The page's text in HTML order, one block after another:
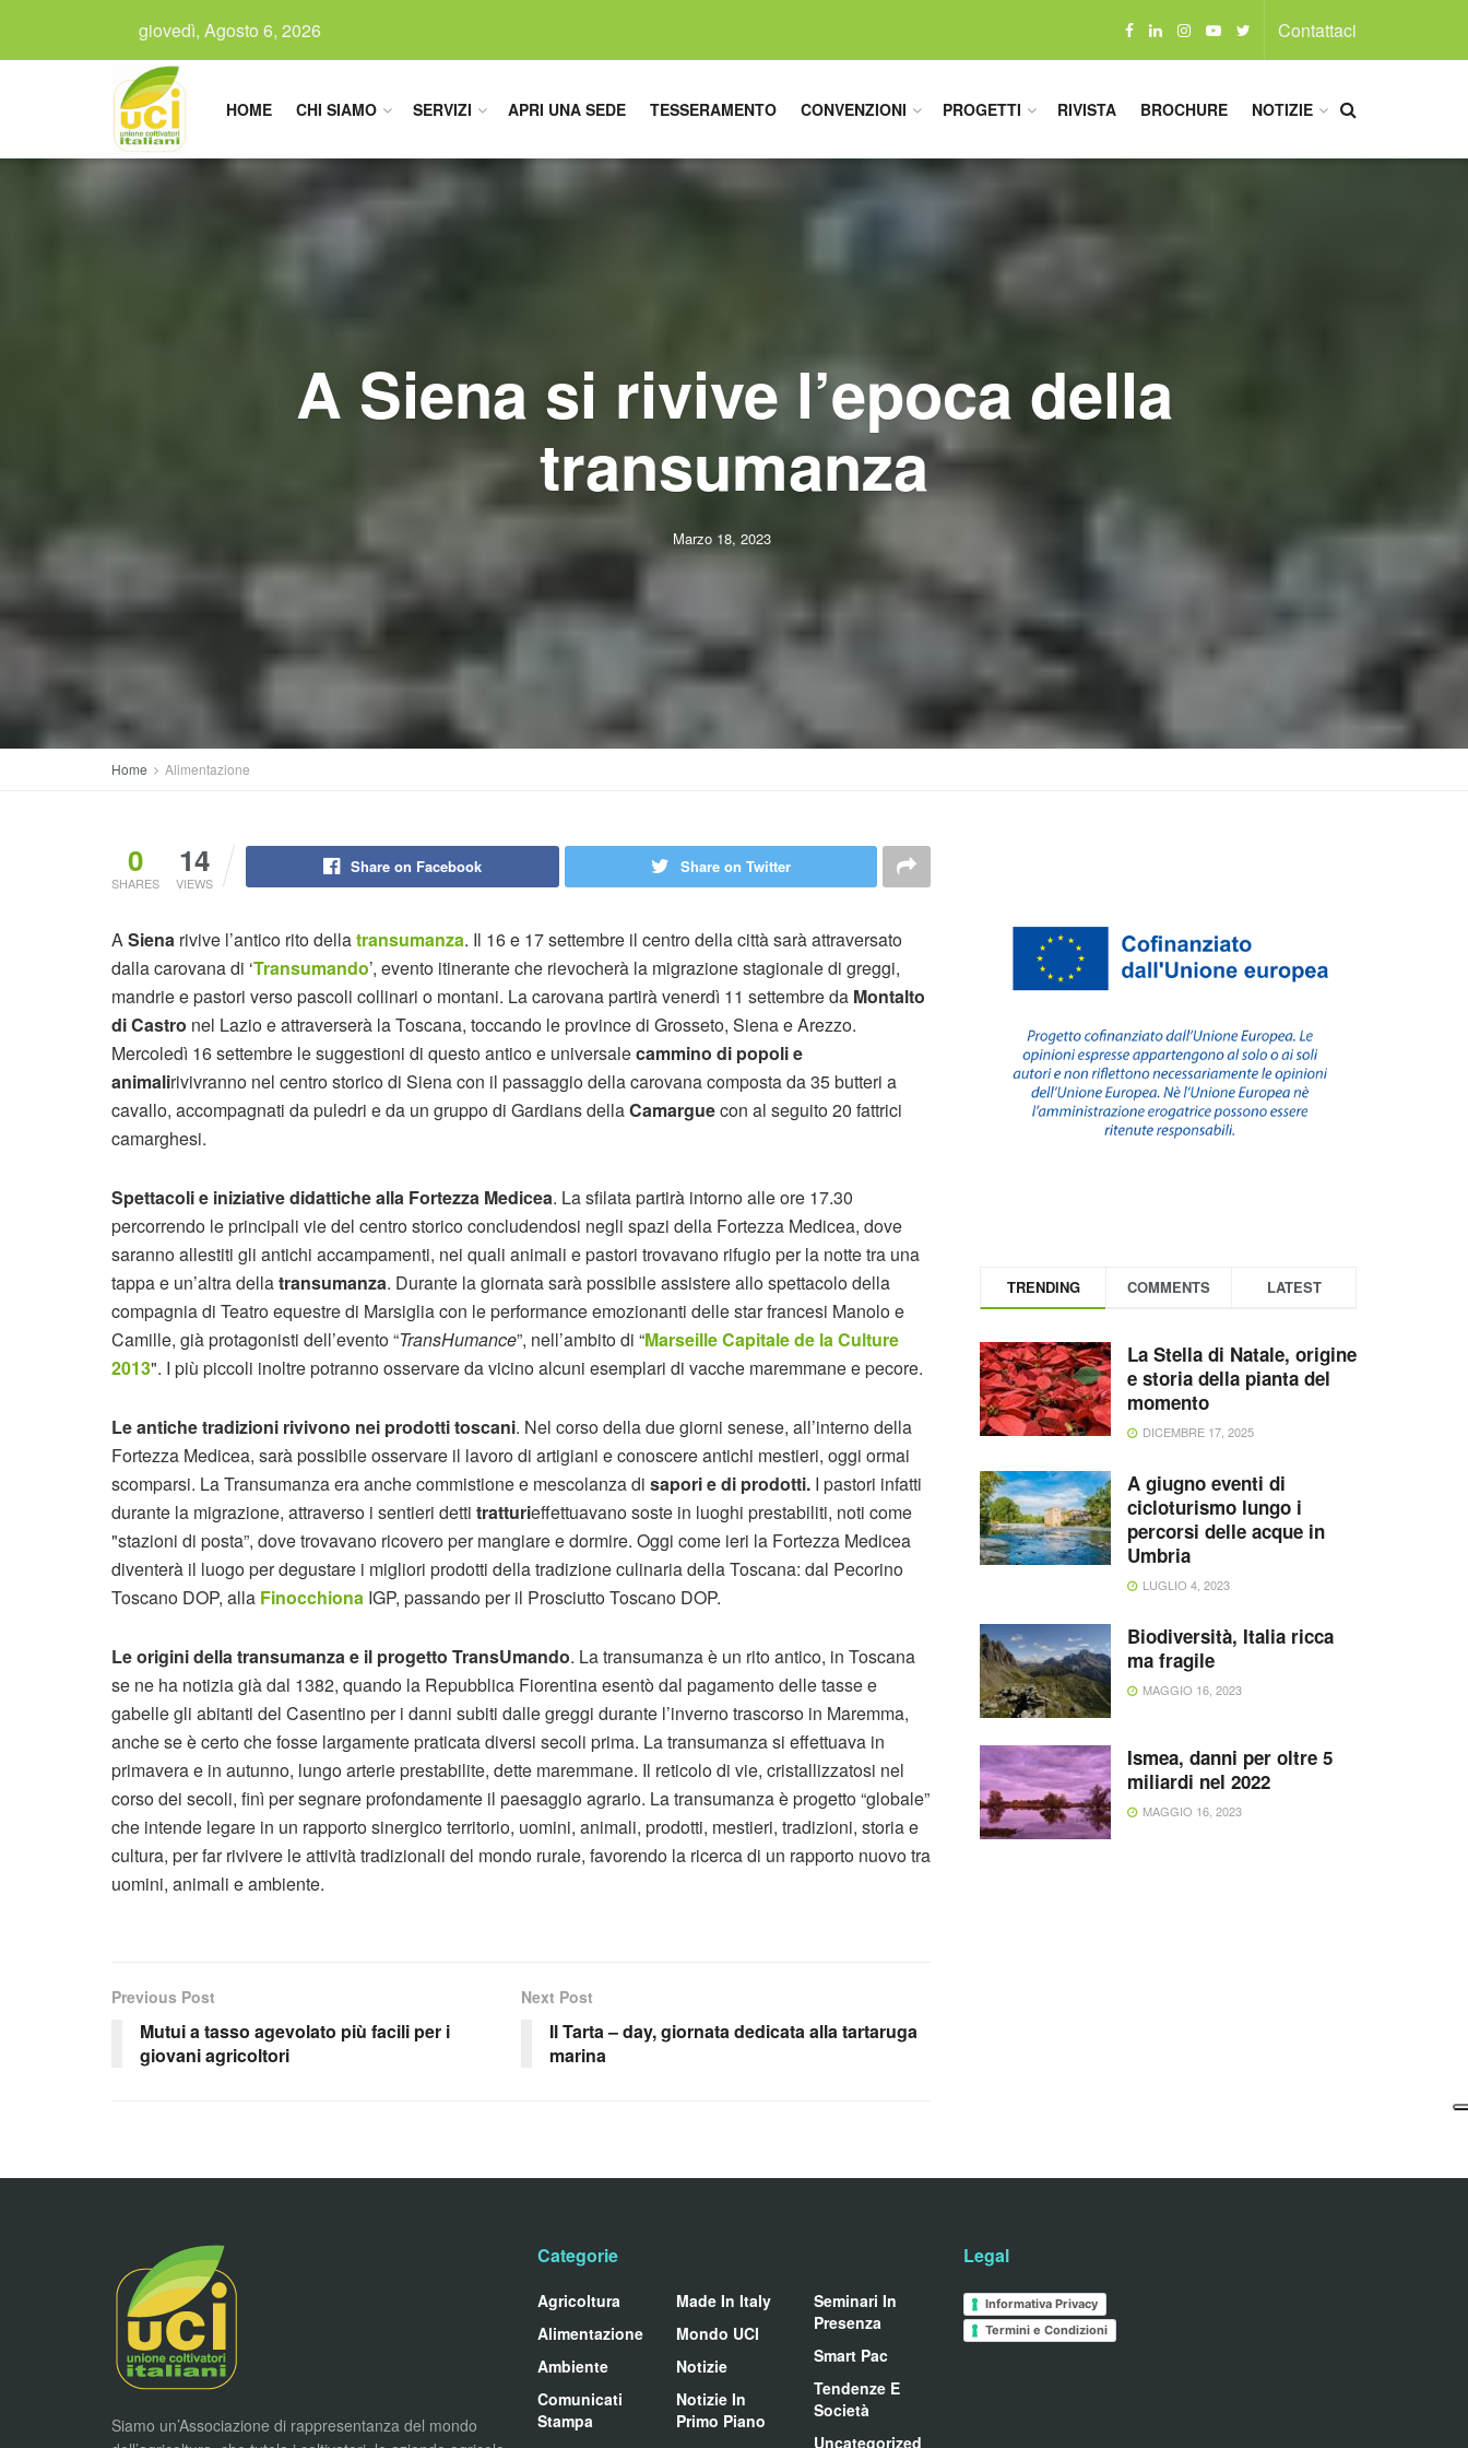
giovedì, Agosto 6, 2026 Contattaci
HOME CHI SIAMO SERVIZI APRI UNA SEDE TESSERAMENTO CONVENZIONI PROGETTI RIVISTA BROCHURE NOTIZIE
A Siena si rivive l’epoca della
transumanza
Marzo 18, 2023
Home Alimentazione
0
SHARES
14
VIEWS
Share on Facebook Share on Twitter
ASiena rivive l’antico rito dellatransumanza. Il 16 e 17 settembre il centro della città sarà attraversato
dalla carovana di ‘Transumando’, evento itinerante che rievocherà la migrazione stagionale di greggi,
mandrie e pastori verso pascoli collinari o montani. La carovana partirà venerdì 11 settembre da Montalto
di Castro nel Lazio e attraverserà la Toscana, toccando le province di Grosseto, Siena e Arezzo.
Mercoledì 16 settembre le suggestioni di questo antico e universalecammino di popoli e
animalirivivranno nel centro storico di Siena con il passaggio della carovana composta da 35 butteri a
cavallo, accompagnati da puledri e da un gruppo di Gardians dellaCamarguecon al seguito 20 fattrici
camarghesi.
Spettacoli e iniziative didattiche alla Fortezza Medicea. La sfilata partirà intorno alle ore 17.30
percorrendo le principali vie del centro storico concludendosi negli spazi della Fortezza Medicea, dove
saranno allestiti gli antichi accampamenti, nei quali animali e pastori trovavano rifugio per la notte tra una
tappa e un’altra dellatransumanza. Durante la giornata sarà possibile assistere allo spettacolo della
compagnia di Teatro equestre di Marsiglia con le performance emozionanti delle star francesi Manolo e
Camille, già protagonisti dell’evento “TransHumance”, nell’ambito di “Marseille Capitale de la Culture
2013". I più piccoli inoltre potranno osservare da vicino alcuni esemplari di vacche maremmane e pecore.
Le antiche tradizioni rivivono nei prodotti toscani. Nel corso della due giorni senese, all’interno della
Fortezza Medicea, sarà possibile osservare il lavoro di artigiani e conoscere antichi mestieri, oggi ormai
scomparsi. La Transumanza era anche commistione e mescolanza di sapori e di prodotti. I pastori infatti
durante la migrazione, attraverso i sentieri detti tratturieffettuavano soste in luoghi prestabiliti, noti come
"stazioni di posta”, dove trovavano ricovero per mangiare e dormire. Oggi come ieri la Fortezza Medicea
diventerà il luogo per degustare i migliori prodotti della tradizione culinaria della Toscana: dal Pecorino
Toscano DOP, alla Finocchiona IGP, passando per il Prosciutto Toscano DOP.
Le origini della transumanza e il progetto TransUmando. La transumanza è un rito antico, in Toscana
se ne ha notizia già dal 1382, quando la Repubblica Fiorentina esentò dal pagamento delle tasse e
gabelle gli abitanti del Casentino per i danni subiti dalle greggi durante l’inverno trascorso in Maremma,
anche se è certo che fosse largamente praticata diversi secoli prima. La transumanza si effettuava in
primavera e in autunno, lungo arterie prestabilite, dette maremmane. Il reticolo di vie, cristallizzatosi nel
corso dei secoli, finì per segnare profondamente il paesaggio agrario. La transumanza è progetto “globale”
che intende legare in un rapporto sinergico territorio, uomini, animali, prodotti, mestieri, tradizioni, storia e
cultura, per far rivivere le attività tradizionali del mondo rurale, favorendo la ricerca di un rapporto nuovo tra
uomini, animali e ambiente.
Previous Post
Mutui a tasso agevolato più facili per i
giovani agricoltori
Next Post
Il Tarta – day, giornata dedicata alla tartaruga
marina
TRENDING COMMENTS LATEST
La Stella di Natale, origine
e storia della pianta del
momento
DICEMBRE 17, 2025
A giugno eventi di
cicloturismo lungo i
percorsi delle acque in
Umbria
LUGLIO 4, 2023
Biodiversità, Italia ricca
ma fragile
MAGGIO 16, 2023
Ismea, danni per oltre 5
miliardi nel 2022
MAGGIO 16, 2023
Siamo un’Associazione di rappresentanza del mondo
Categorie
Agricoltura
Alimentazione
Ambiente
Comunicati
Stampa
Made In Italy
Mondo UCI
Notizie
Notizie In
Primo Piano
Seminari In
Presenza
Smart Pac
Tendenze E
Società
Uncategorized
Legal
Informativa Privacy
Termini e Condizioni